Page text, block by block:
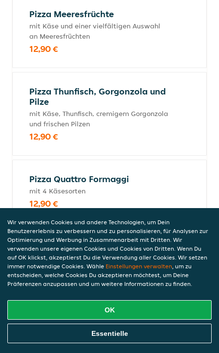
Pizza Meeresfrüchte
mit Käse und einer vielfältigen Auswahl
an Meeresfrüchten
12,90 €
Pizza Thunfisch, Gorgonzola und
Pilze
mit Käse, Thunfisch, cremigem Gorgonzola
und frischen Pilzen
12,90 €
Pizza Quattro Formaggi
mit 4 Käsesorten
12,90 €
Pizza Mozzarella, Putenschinken
und Ei
Mit Mozzarella, Putenschinken und Ei
12,90 €
Pizza Putenschinken, Mozzarella,
Zwiebeln und Tomatenscheiben
mit Putenschinken, Mozzarella, Zwiebeln
Online Essen Bestellen
Wir verwenden Cookies und andere Technologien, um Dein
Benutzererlebnis zu verbessern und zu personalisieren, für Analysen zur
Optimierung und Werbung in Zusammenarbeit mit Dritten. Wir
verwenden unsere eigenen Cookies und Cookies von Dritten. Wenn Du
auf OK klickst, akzeptierst Du die Verwendung aller Cookies. Wir setzen
immer notwendige Cookies. Wähle Einstellungen verwalten, um zu
entscheiden, welche Cookies Du akzeptieren möchtest, um Deine
Präferenzen anzupassen und um weitere Informationen zu finden.
OK
Essentielle